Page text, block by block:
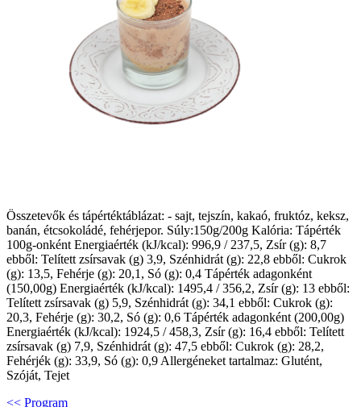
Összetevők és tápértéktáblázat: - sajt, tejszín, kakaó, fruktóz, keksz,
banán, étcsokoládé, fehérjepor. Súly:150g/200g Kalória: Tápérték
100g-onként Energiaérték (kJ/kcal): 996,9 / 237,5, Zsír (g): 8,7
ebből: Telített zsírsavak (g) 3,9, Szénhidrát (g): 22,8 ebből: Cukrok
(g): 13,5, Fehérje (g): 20,1, Só (g): 0,4 Tápérték adagonként
(150,00g) Energiaérték (kJ/kcal): 1495,4 / 356,2, Zsír (g): 13 ebből:
Telített zsírsavak (g) 5,9, Szénhidrát (g): 34,1 ebből: Cukrok (g):
20,3, Fehérje (g): 30,2, Só (g): 0,6 Tápérték adagonként (200,00g)
Energiaérték (kJ/kcal): 1924,5 / 458,3, Zsír (g): 16,4 ebből: Telített
zsírsavak (g) 7,9, Szénhidrát (g): 47,5 ebből: Cukrok (g): 28,2,
Fehérjék (g): 33,9, Só (g): 0,9 Allergéneket tartalmaz: Glutént,
Szóját, Tejet
<< Program